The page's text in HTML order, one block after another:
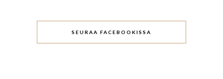
SEURAA FACEBOOKISSA